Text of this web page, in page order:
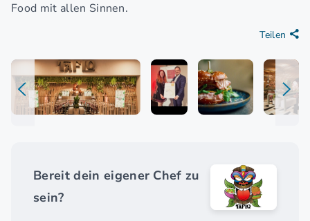
Food mit allen Sinnen.
Teilen
Bereit dein eigener Chef zu
sein?